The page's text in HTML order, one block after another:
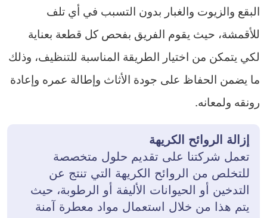
البقع والزيوت والغبار بدون التسبب في أي تلف
للأقمشة، حيث يقوم الفريق بفحص كل قطعة بعناية
لكي يتمكن من اختيار الطريقة المناسبة للتنظيف، وذلك
ما يضمن الحفاظ على جودة الأثاث وإطالة عمره وإعادة
رونقه ولمعانه.
إزالة الروائح الكريهة
تعمل شركتنا على تقديم حلول متخصصة
للتخلص من الروائح الكريهة التي تنتج عن
التدخين أو الحيوانات الأليفة أو الرطوبة، حيث
يتم هذا من خلال استعمال مواد معطرة آمنة